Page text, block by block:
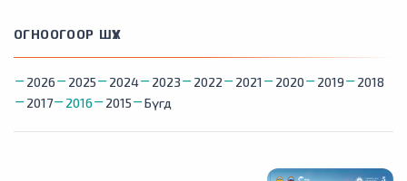
ОГНООГООР ШҮҮХ
2026 2025 2024 2023 2022 2021 2020 2019
2018
2017
2016 2015 Бүгд